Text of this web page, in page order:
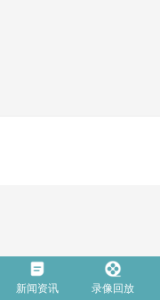
新闻资讯 录像回放